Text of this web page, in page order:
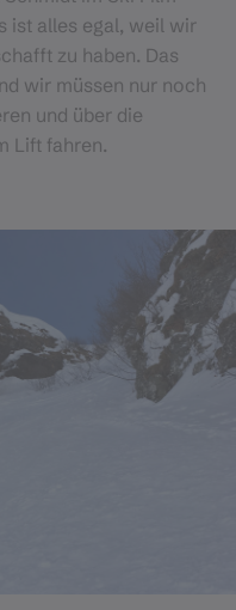
ist alles egal, weil wir
zu haben. Das
wir müssen nur noch
und über die
Lift fahren.